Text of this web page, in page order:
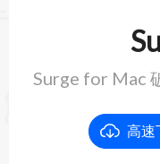
Surge for Mac
高速